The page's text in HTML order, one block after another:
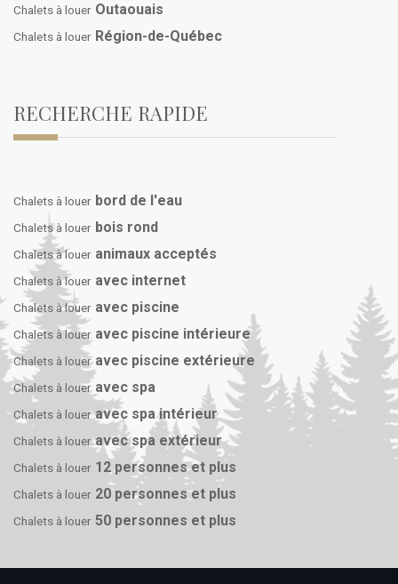
Chalets à louer Outaouais
Chalets à louer Région-de-Québec
RECHERCHE RAPIDE
Chalets à louer bord de l'eau
Chalets à louer bois rond
Chalets à louer animaux acceptés
Chalets à louer avec internet
Chalets à louer avec piscine
Chalets à louer avec piscine intérieure
Chalets à louer avec piscine extérieure
Chalets à louer avec spa
Chalets à louer avec spa intérieur
Chalets à louer avec spa extérieur
Chalets à louer 12 personnes et plus
Chalets à louer 20 personnes et plus
Chalets à louer 50 personnes et plus